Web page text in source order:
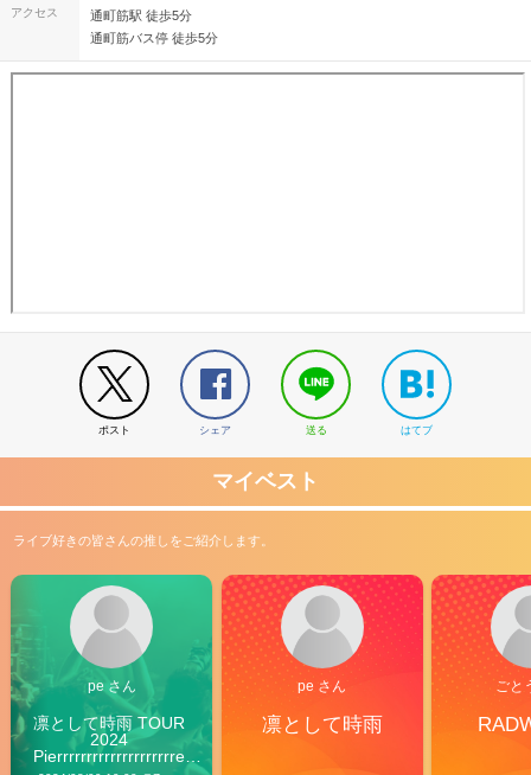
アクセス
通町筋駅 徒歩5分
通町筋バス停 徒歩5分
ポスト シェア 送る はてブ
マイベスト
ライブ好きの皆さんの推しをご紹介します。
pe さん
凛として時雨 TOUR
2024
Pierrrrrrrrrrrrrrrrrrrre
pe さん
凛として時雨
ごと